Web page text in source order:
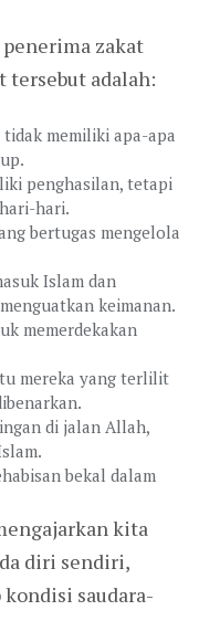
zakat
tersebut adalah:
memiliki apa-apa
penghasilan, tetapi
hari.
bertugas mengelola
Islam dan
keimanan.
memerdekakan
mereka yang terlilit
di jalan Allah,
bekal dalam
kita
diri sendiri,
saudara-